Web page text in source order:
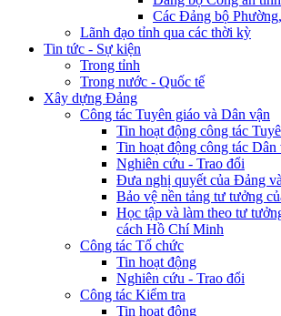
Các Đảng bộ
Lãnh đạo tỉnh qua các thời kỳ
Tin tức - Sự kiện
Trong tỉnh
Trong nước - Quốc tế
Xây dựng Đảng
Công tác Tuyên giáo và Dân vận
Tin hoạt động công tác
Tin hoạt động công tác Dân
Nghiên cứu - Trao đổi
Đưa nghị quyết của Đảng
Bảo vệ nền tảng tư tưởng
Học tập và làm theo tư
cách Hồ Chí Minh
Công tác Tổ chức
Tin hoạt động
Nghiên cứu - Trao đổi
Công tác Kiểm tra
Tin hoạt động